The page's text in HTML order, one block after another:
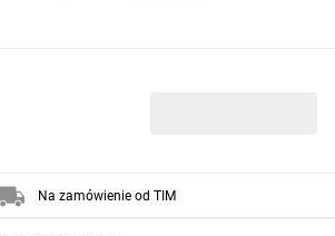
Na zamówienie od TIM